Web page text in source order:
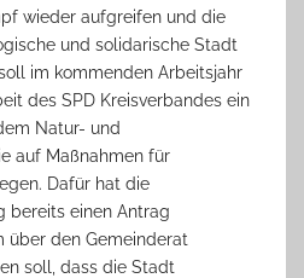
wieder aufgreifen und die
und solidarische Stadt
im kommenden Arbeitsjahr
des SPD Kreisverbandes ein
Natur- und
auf Maßnahmen für
Dafür hat die
bereits einen Antrag
über den Gemeinderat
soll, dass die Stadt